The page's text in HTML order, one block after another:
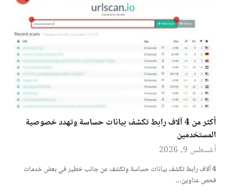
أكثر من 4 آلاف رابط تكشف بيانات حساسة وتهدد خصوصية
المستخدمين
أغسطس 9, 2026
4 آلاف رابط تكشف بيانات حساسة وتكشف عن جانب خطير في بعض خدمات
فحص عناوين…